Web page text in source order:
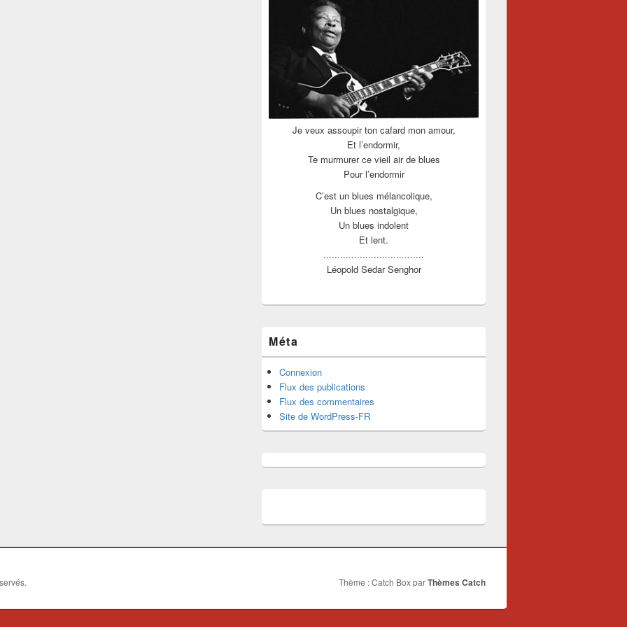
Je veux assoupir ton cafard mon amour,
Et l’endormir,
Te murmurer ce vieil air de blues
Pour l’endormir
C’est un blues mélancolique,
Un blues nostalgique,
Un blues indolent
Et lent.
....................................
Léopold Sedar Senghor
Méta
Connexion
Flux des publications
Flux des commentaires
Site de WordPress-FR
Thème : Catch Box parThèmes Catch